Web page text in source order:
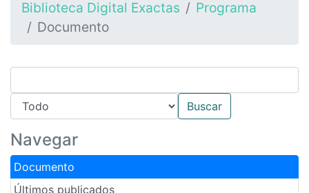
Biblioteca Digital Exactas
Programa
Documento
Navegar
Documento
Últimos publicados